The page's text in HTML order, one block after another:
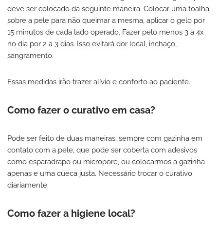
deve ser colocado da seguinte maneira. Colocar uma toalha
sobre a pele para não queimar a mesma, aplicar o gelo por
15 minutos de cada lado operado. Fazer pelo menos 3 a 4x
no dia por 2 a 3 dias. Isso evitará dor local, inchaço,
sangramento.
Essas medidas irão trazer alívio e conforto ao paciente.
Como fazer o curativo em casa?
Pode ser feito de duas maneiras: sempre com gazinha em
contato com a pele, que pode ser coberta com adesivos
como esparadrapo ou micropore, ou colocarmos a gazinha
apenas e uma cueca justa. Necessário trocar o curativo
diariamente.
Como fazer a higiene local?